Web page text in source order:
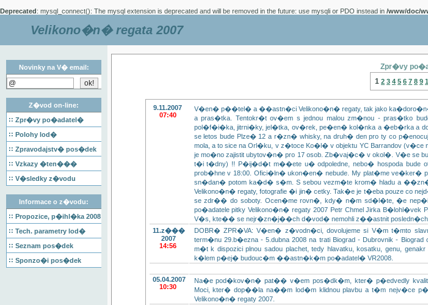
Deprecated: mysql_connect(): The mysql extension is deprecated and will be removed in the future: use mysqli or PDO instead in /www/doc/
Velikono�n� regata 2007
Novinky na V� email:
Z�vod on-line:
:: Zpr�vy po�adatel�
:: Polohy lod�
:: Zpravodajstv� pos�dek
:: Vzkazy �ten���
:: V�sledky z�vodu
Informace o z�vodu:
:: Propozice, p�ihl�ka 2008
:: Tech. parametry lod�
:: Seznam pos�dek
:: Sponzo�i pos�dek
Zpr�vy
1 2 3 4 5 6 7 8 9
9.11.2007
07:40
V�en� p��tel� a ��astn�ci Velikono�n� regaty, tak jako
a pras�tka. Tentokr�t ov�em s jednou malou zm�nou - pras�tko
pol�f�i�ka, jitrni�ky, jel�tka, ov�rek, pe�en� kol�nka a �eb�rka a
se letos bude Plze� 12 a r�zn� whisky, na druh� den pro ty co
mola, a to sice na Orl�ku, v z�toce Ko�l� v objektu YC Barrandov (v�ce
je mo�no zajistit ubytov�n� pro 17 osob. Zb�vaj�c� v okol�. V�e se
t�i t�dny) !! P�ij�d�t m��ete u� odpoledne, nebo� hospoda bude
prob�hne v 18:00. Ofici�ln� ukon�en� nebude. My plat�me ve�ker�
sn�dan� potom ka�d� s�m. S sebou vezm�te krom� hladu a
Velikono�n� regaty, fotografie �i jin� cetky. Tak�e je t�eba pouze co
se zdr�� do soboty. Ocen�me rovn�, kdy� n�m sd�l�te, �e
po�adatele pitky Velikono�n� regaty 2007 Petr Chmel Jirka
V�s, kte�� se nejr�zn�j��ch d�vod� nemohli z��astnit
11.z���
2007
14:56
DOBR� ZPR�VA: V�en� z�vodn�ci, dovolujeme si V�m t�mto
term�nu 29.b�ezna - 5.dubna 2008 na trati Biograd - Dubrovnik -
m�t k dispozici plnou sadou plachet, tedy hlavatku, kosatku, genu,
k�lem p�ej� budouc�m ��astn�k�m po�adatel� VR2008.
05.04.2007
10:30
Na�e pod�kov�n� pat�� v�em pos�dk�m, kter� p�edvedly
Moci, kter� dop��la na��m lod�m klidnou plavbu a t�m nejv�ce
Velikono�n� regaty 2007.